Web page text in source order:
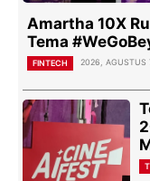
Amartha 10X
Tema
FINTECH 2026, AGUSTUS